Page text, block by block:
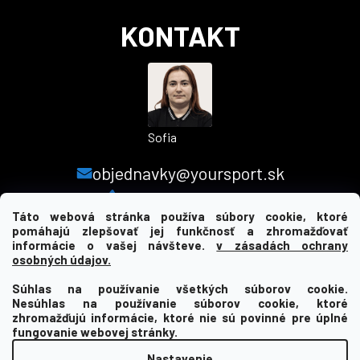
Táto webová stránka používa súbory cookie, ktoré
pomáhajú zlepšovať jej funkčnosť a zhromažďovať
informácie o vašej návšteve.v zásadách ochrany
osobných údajov.
Súhlas na používanie všetkých súborov cookie.
Nesúhlas na používanie súborov cookie, ktoré
zhromažďujú informácie, ktoré nie sú povinné pre úplné
fungovanie webovej stránky.
KONTAKT
Sofia
objednavky@yoursport.sk
+421 940 603 366
MENU
INFORMÁCIE PRE VÁS
KDE NÁS NAJDETE